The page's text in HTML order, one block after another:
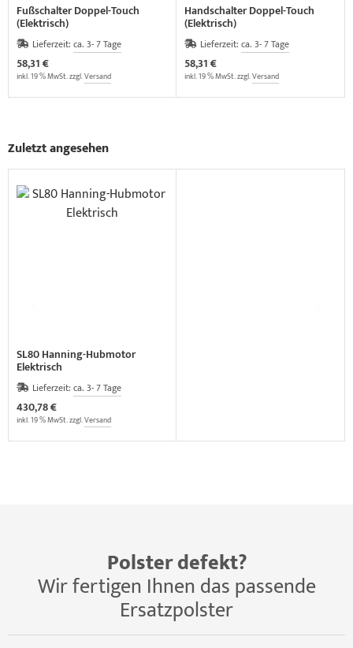
Fußschalter Doppel-Touch
(Elektrisch)
Lieferzeit: ca. 3- 7 Tage
58,31 €
inkl. 19 % MwSt. zzgl.Versand
Handschalter Doppel-Touch
(Elektrisch)
Lieferzeit: ca. 3- 7 Tage
58,31 €
inkl. 19 % MwSt. zzgl.Versand
Zuletzt angesehen
SL80 Hanning-Hubmotor
Elektrisch
Lieferzeit: ca. 3- 7 Tage
430,78 €
inkl. 19 % MwSt. zzgl.Versand
Polster defekt?
Wir fertigen Ihnen das passende
Ersatzpolster